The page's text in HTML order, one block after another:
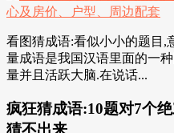
看图猜成语:看似小小的题目,
量成语是我国汉语里面的一
量并且活跃大脑.在说话...
疯狂猜成语:10题对7个
猜不出来